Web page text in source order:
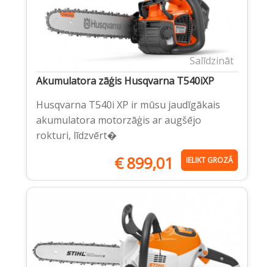
Salīdzināt
Akumulatora zāģis Husqvarna T540iXP
Husqvarna T540i XP ir mūsu jaudīgākais
akumulatora motorzāģis ar augšējo
rokturi, līdzvērt�
€899,01 IELIKT GROZĀ